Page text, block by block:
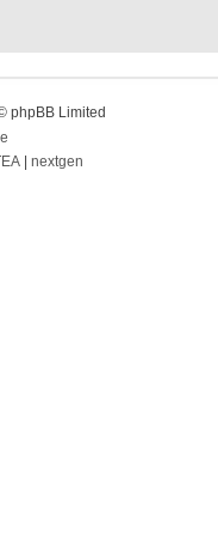
phpBB Limited
| nextgen